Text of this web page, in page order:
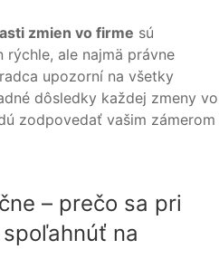
zmien vo firme sú
rýchle, ale najmä právne
upozorní na všetky
dôsledky každej zmeny vo
zodpovedať vašim zámerom
– prečo sa pri
na